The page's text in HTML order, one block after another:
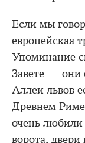
Если мы
европейская
Упоминание
Завете — они
Аллеи львов
Древнем
очень
ворота,